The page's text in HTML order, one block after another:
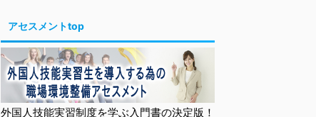
アセスメントtop
外国人技能実習制度を学ぶ入門書の決定版！